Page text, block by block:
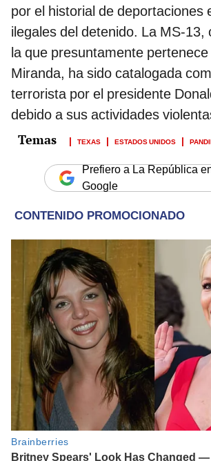
por el historial de deportaciones
ilegales del detenido. La MS-13,
la que presuntamente
Miranda, ha sido catalogada
terrorista por el presidente
debido a sus actividades
TEXAS ESTADOS UNIDOS
Prefiero a La República
Google